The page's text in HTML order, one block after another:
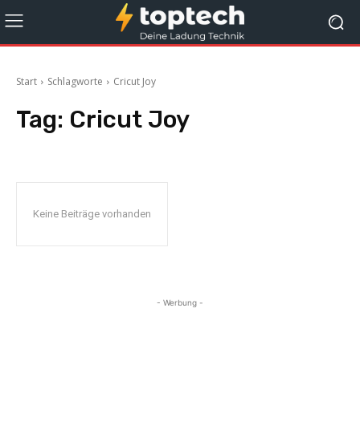
Start Schlagworte Cricut Joy
Tag: Cricut Joy
Keine Beiträge vorhanden
- Werbung -